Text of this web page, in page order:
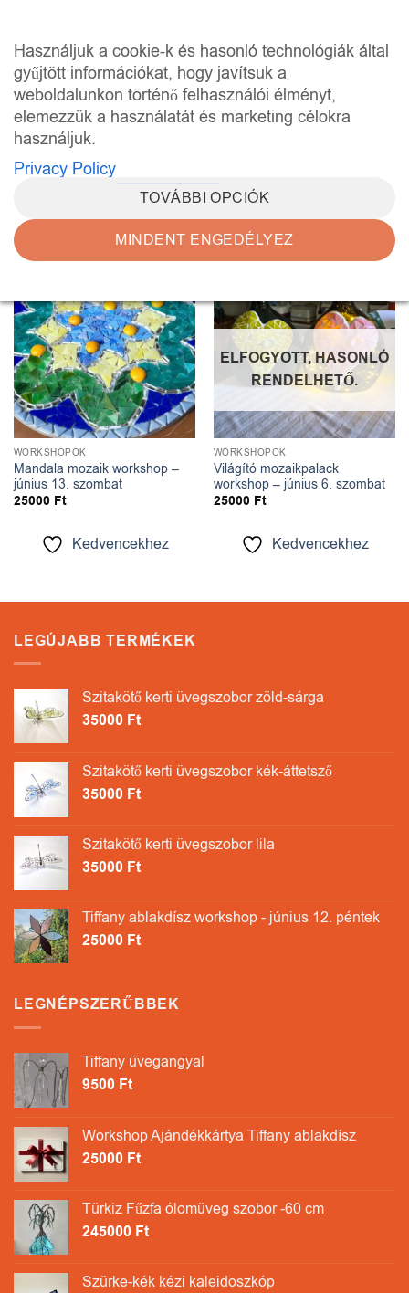
Használjuk a cookie-k és hasonló technológiák által
gyűjtött információkat, hogy javítsuk a
weboldalunkon történő felhasználói élményt,
elemezzük a használatát és marketing célokra
használjuk.
Privacy Policy
TOVÁBBI OPCIÓK
MINDENT ENGEDÉLYEZ
content
KEZDŐLAP / “KÉZMÚVES WORKSHOP” CÍMKÉVEL
RENDELKEZŐ TERMÉKEK
Kedvencekhez
WORKSHOPOK
Mandala mozaik workshop –
június 13. szombat
25000 Ft
Kedvencekhez
Kedvencekhez
ELFOGYOTT, HASONLÓ
RENDELHETŐ.
WORKSHOPOK
Világító mozaikpalack
workshop – június 6. szombat
25000 Ft
Kedvencekhez
LEGÚJABB TERMÉKEK
Szitakötő kerti üvegszobor zöld-sárga
35000 Ft
Szitakötő kerti üvegszobor kék-áttetsző
35000 Ft
Szitakötő kerti üvegszobor lila
35000 Ft
Tiffany ablakdísz workshop - június 12. péntek
25000 Ft
LEGNÉPSZERŰBBEK
Tiffany üvegangyal
9500 Ft
Workshop Ajándékkártya Tiffany ablakdísz
25000 Ft
Türkiz Fűzfa ólomüveg szobor -60 cm
245000 Ft
Szürke-kék kézi kaleidoszkóp